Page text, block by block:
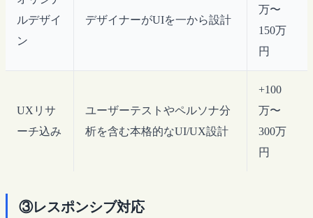
ルデザイ
ン
デザイナーがUIを一から設計
万〜
150万
円
UXリサ
ーチ込み
ユーザーテストやペルソナ分
析を含む本格的なUI/UX設計
+100
万〜
300万
円
③レスポンシブ対応